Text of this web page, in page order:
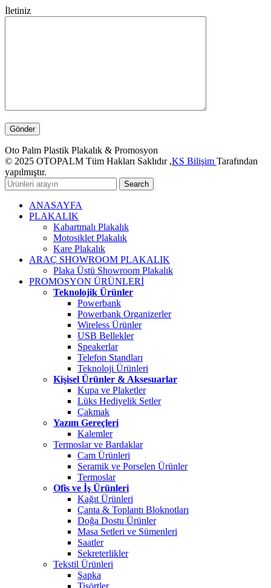
İletiniz
Oto Palm Plastik Plakalık & Promosyon
© 2025 OTOPALM Tüm Hakları Saklıdır ,KS Bilişim Tarafından
yapılmıştır.
Search
ANASAYFA
PLAKALIK
Kabartmalı Plakalık
Motosiklet Plakalık
Kare Plakalık
ARAÇ SHOWROOM PLAKALIK
Plaka Üstü Showroom Plakalık
PROMOSYON ÜRÜNLERİ
Teknolojik Ürünler
Powerbank
Powerbank Organizerler
Wireless Ürünler
USB Bellekler
Speakerlar
Telefon Standları
Teknoloji Ürünleri
Kişisel Ürünler & Aksesuarlar
Kupa ve Plaketler
Lüks Hediyelik Setler
Çakmak
Yazım Gereçleri
Kalemler
Termoslar ve Bardaklar
Cam Ürünleri
Seramik ve Porselen Ürünler
Termoslar
Ofis ve İş Ürünleri
Kağıt Ürünleri
Çanta & Toplantı Bloknotları
Doğa Dostu Ürünler
Masa Setleri ve Sümenleri
Saatler
Sekreterlikler
Tekstil Ürünleri
Şapka